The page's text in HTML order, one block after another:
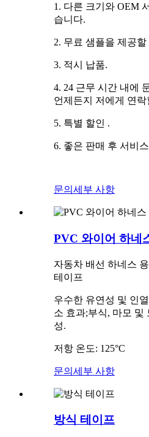
1. 다른 크기와 OEM
습니다.
2. 무료 샘플을 제공
3. 적시 납품.
4. 24 근무 시간 내에
언제든지 저에게 연
5. 특별 할인 .
6. 좋은 판매 후 서비
문의 세부 사항
PVC 와이어 하네
자동차 배선 하네스
테이프
우수한 유연성 및 인
소 효과;부식, 마모 및
성.
저항 온도: 125°C
문의 세부 사항
방식 테이프